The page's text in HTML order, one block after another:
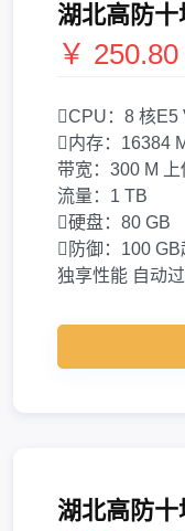
湖北高防
￥
CPU： 8 核E5
内存： 16384
带宽： 300 M
流量： 1 TB
硬盘： 80 GB
防御： 100 GB
独享性能 自动
湖北高防